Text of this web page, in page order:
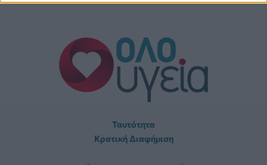
Ταυτότητα
Κρατική Διαφήμιση